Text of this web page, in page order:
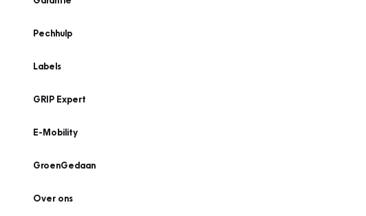
Pechhulp
Labels
GRIP Expert
E-Mobility
GroenGedaan
Over ons